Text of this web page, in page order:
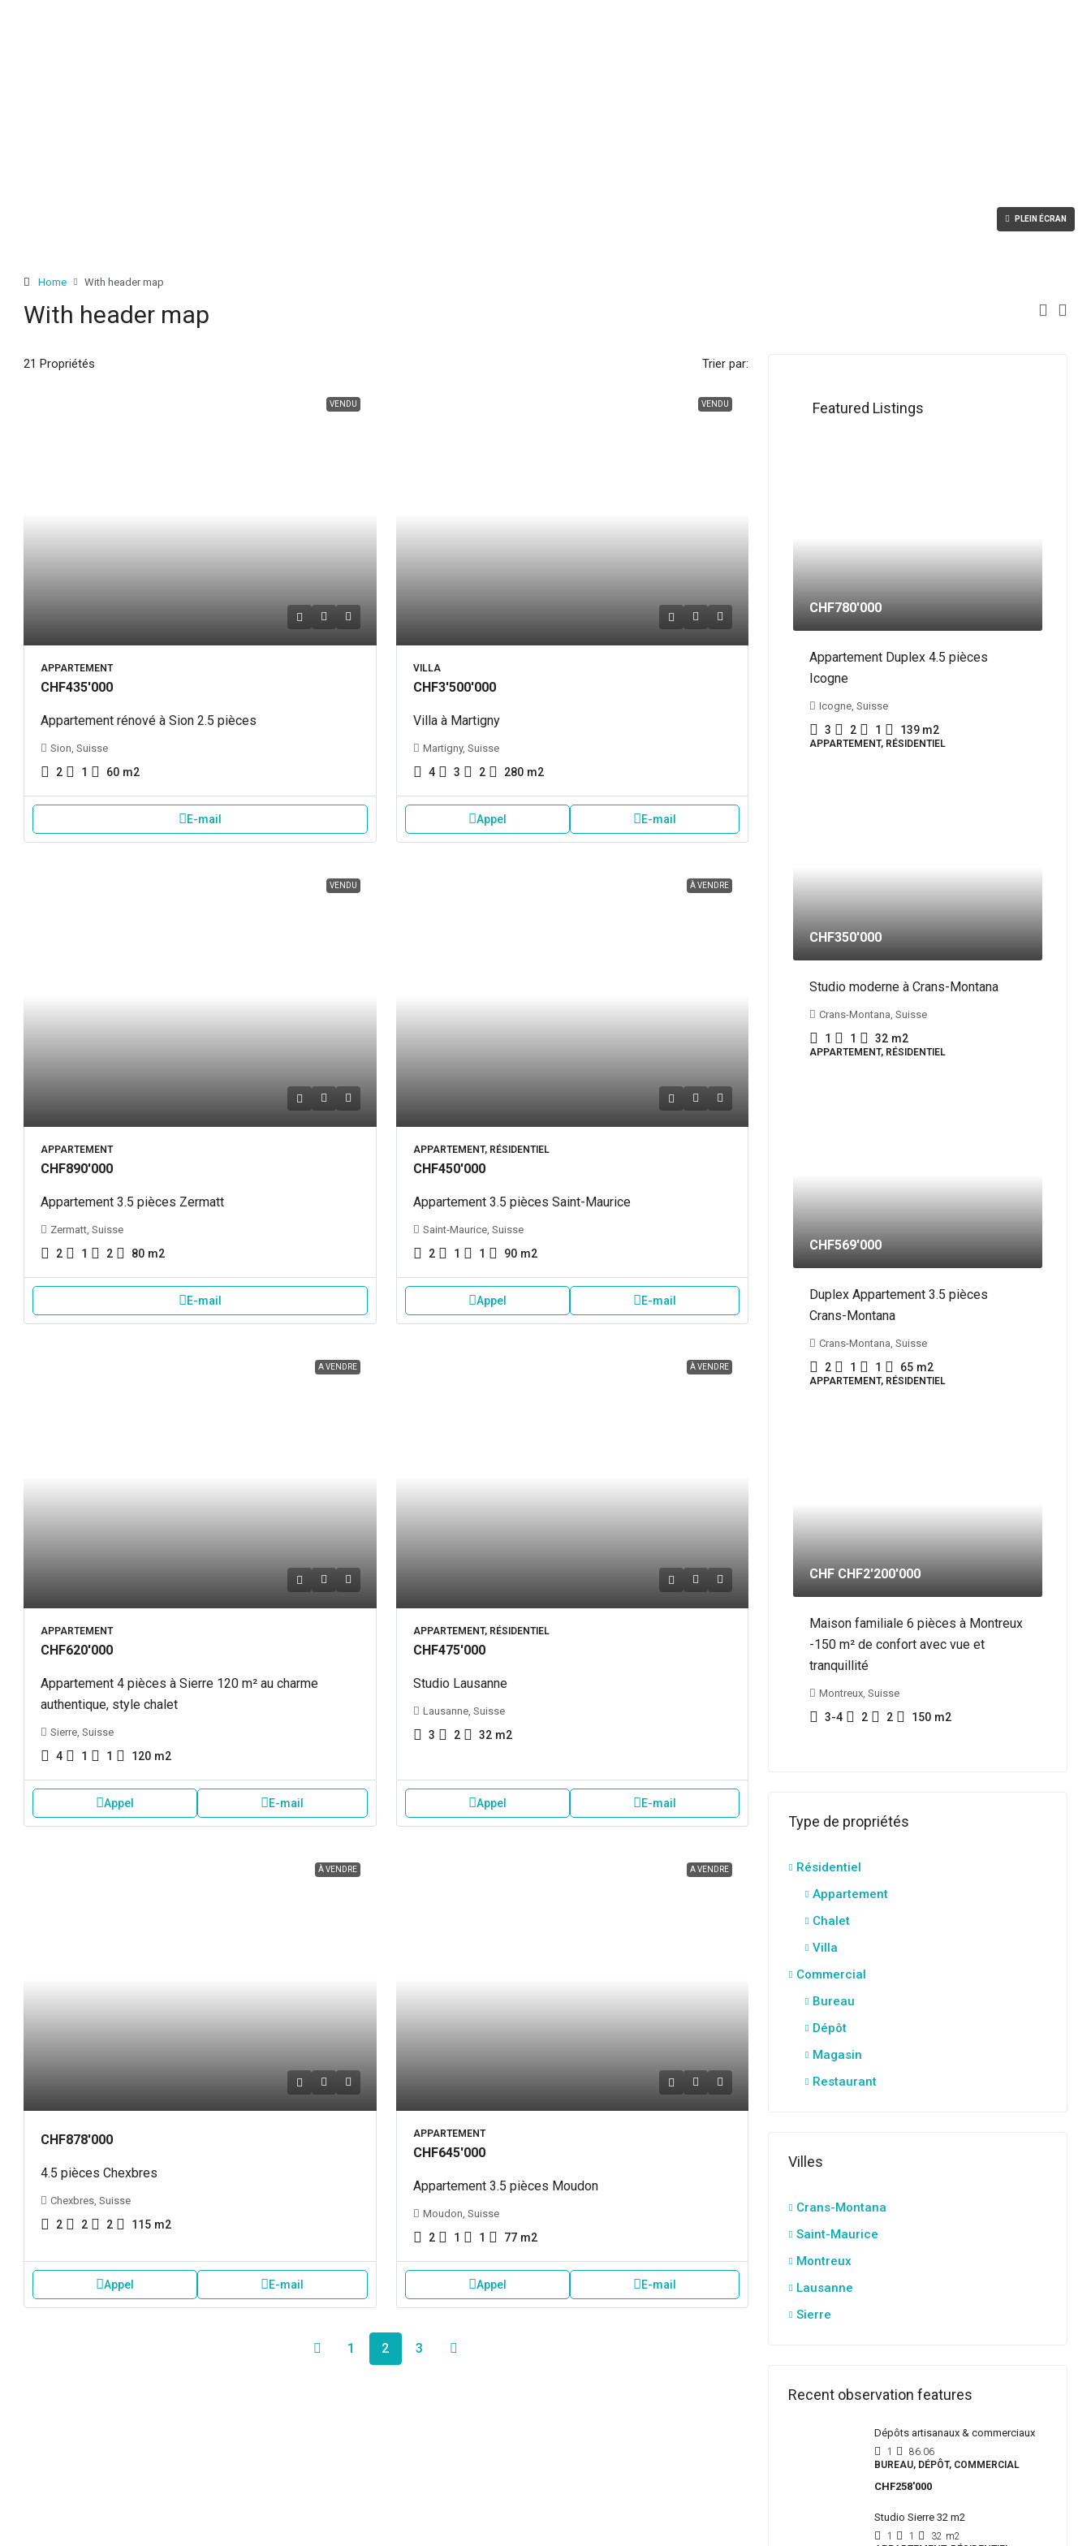
PLEIN ÉCRAN
Home With header map
With header map
21 Propriétés Trier par:
VENDU
APPARTEMENT
CHF435'000
Appartement rénové à Sion 2.5 pièces
Sion, Suisse
2 1 60 m2
E-mail
VENDU
VILLA
CHF3'500'000
Villa à Martigny
Martigny, Suisse
4 3 2 280 m2
Appel E-mail
VENDU
APPARTEMENT
CHF890'000
Appartement 3.5 pièces Zermatt
Zermatt, Suisse
2 1 2 80 m2
E-mail
À VENDRE
APPARTEMENT, RÉSIDENTIEL
CHF450'000
Appartement 3.5 pièces Saint-Maurice
Saint-Maurice, Suisse
2 1 1 90 m2
Appel E-mail
A VENDRE
APPARTEMENT
CHF620'000
Appartement 4 pièces à Sierre 120 m² au charme
authentique, style chalet
Sierre, Suisse
4 1 1 120 m2
Appel E-mail
À VENDRE
APPARTEMENT, RÉSIDENTIEL
CHF475'000
Studio Lausanne
Lausanne, Suisse
3 2 32 m2
Appel E-mail
À VENDRE
CHF878'000
4.5 pièces Chexbres
Chexbres, Suisse
2 2 2 115 m2
Appel E-mail
A VENDRE
APPARTEMENT
CHF645'000
Appartement 3.5 pièces Moudon
Moudon, Suisse
2 1 1 77 m2
Appel E-mail
1 2 3
Featured Listings
CHF780'000
Appartement Duplex 4.5 pièces
Icogne
Icogne, Suisse
3 2 1 139 m2
APPARTEMENT, RÉSIDENTIEL
CHF350'000
Studio moderne à Crans-Montana
Crans-Montana, Suisse
1 1 32 m2
APPARTEMENT, RÉSIDENTIEL
CHF569'000
Duplex Appartement 3.5 pièces
Crans-Montana
Crans-Montana, Suisse
2 1 1 65 m2
APPARTEMENT, RÉSIDENTIEL
CHF CHF2'200'000
Maison familiale 6 pièces à Montreux
-150 m² de confort avec vue et
tranquillité
Montreux, Suisse
3-4 2 2 150 m2
Type de propriétés
Résidentiel
Appartement
Chalet
Villa
Commercial
Bureau
Dépôt
Magasin
Restaurant
Villes
Crans-Montana
Saint-Maurice
Montreux
Lausanne
Sierre
Recent observation features
Dépôts artisanaux & commerciaux
1
86.06
BUREAU, DÉPÔT, COMMERCIAL
CHF258'000
Studio Sierre 32 m2
1 1 32 m2